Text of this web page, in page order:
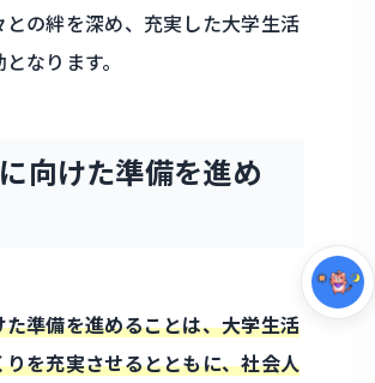
との絆を深め、充実した大学生活
なります。
向けた準備を進め
た準備を進めることは、大学生活
りを充実させるとともに、社会人